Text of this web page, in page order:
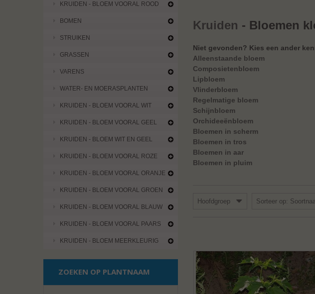
Kruiden - Bloemen
Niet gevonden? Kies een ander
Alleenstaande bloem
Composietenbloem
Lipbloem
Vlinderbloem
Regelmatige bloem
Schijnbloem
Orchideeënbloem
Bloemen in scherm
Bloemen in tros
Bloemen in aar
Bloemen in pluim
Hoofdgroep Sorteer op:
KRUIDEN - BLOEM VOORAL ROOD
BOMEN
STRUIKEN
GRASSEN
VARENS
WATER- EN MOERASPLANTEN
KRUIDEN - BLOEM VOORAL WIT
KRUIDEN - BLOEM VOORAL GEEL
KRUIDEN - BLOEM WIT EN GEEL
KRUIDEN - BLOEM VOORAL ROZE
KRUIDEN - BLOEM VOORAL ORANJE
KRUIDEN - BLOEM VOORAL GROEN
KRUIDEN - BLOEM VOORAL BLAUW
KRUIDEN - BLOEM VOORAL PAARS
KRUIDEN - BLOEM MEERKLEURIG
ZOEKEN OP PLANTNAAM